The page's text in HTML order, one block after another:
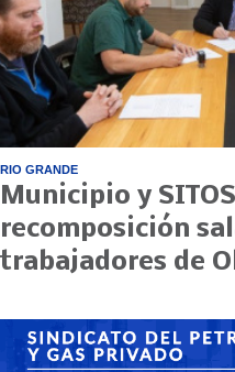
RIO GRANDE
Municipio y
recomposición
trabajadores de